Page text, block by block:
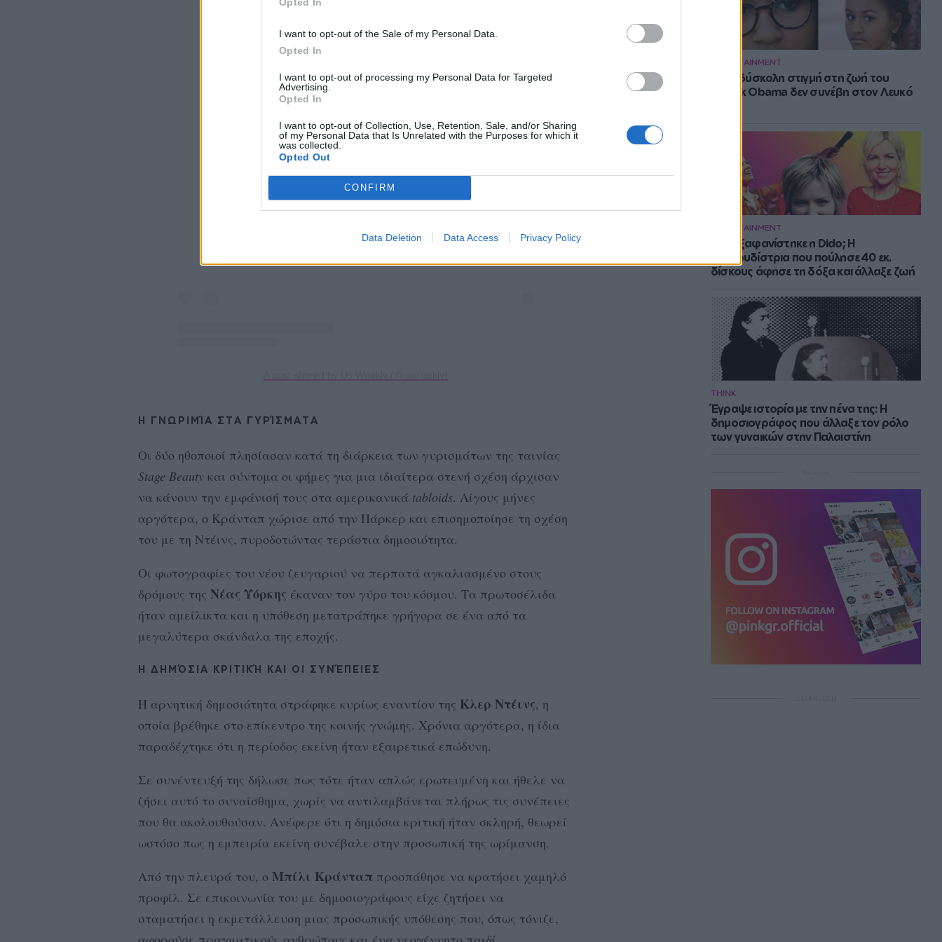
I want to opt-out of the Sale of my Personal Data.
Opted In
I want to opt-out of processing my Personal Data for Targeted
Advertising.
Opted In
I want to opt-out of Collection, Use, Retention, Sale, and/or Sharing
of my Personal Data that Is Unrelated with the Purposes for which it
was collected.
Opted Out
CONFIRM
Data Deletion Data Access Privacy Policy
ENTERTAINMENT
Η πιο δύσκολη στιγμή στη ζωή του
Barack Obama δεν συνέβη στον Λευκό
ENTERTAINMENT
Πού εξαφανίστηκε η Dido; Η
τραγουδίστρια που πούλησε 40 εκ.
δίσκους άφησε τη δόξα και άλλαξε ζωή
THINK
Έγραψε ιστορία με την πένα της: Η
δημοσιογράφος που άλλαξε τον ρόλο
των γυναικών στην Παλαιστίνη
View this post on Instagram
Η ΓΝΩΡΙΜΊΑ ΣΤΑ ΓΥΡΊΣΜΑΤΑ
Οι δύο ηθοποιοί πλησίασαν κατά τη διάρκεια των γυρισμάτων της ταινίας
Stage Beauty και σύντομα οι φήμες για μια ιδιαίτερα στενή σχέση άρχισαν
να κάνουν την εμφάνισή τους στα αμερικανικά tabloids. Λίγους μήνες
αργότερα, ο Κράνταπ χώρισε από την Πάρκερ και επισημοποίησε τη σχέση
του με τη Ντέινς, πυροδοτώντας τεράστια δημοσιότητα.
Οι φωτογραφίες του νέου ζευγαριού να περπατά αγκαλιασμένο στους
δρόμους της Νέας Υόρκης έκαναν τον γύρο του κόσμου. Τα πρωτοσέλιδα
ήταν αμείλικτα και η υπόθεση μετατράπηκε γρήγορα σε ένα από τα
μεγαλύτερα σκάνδαλα της εποχής.
Η ΔΗΜΌΣΙΑ ΚΡΙΤΙΚΉ ΚΑΙ ΟΙ ΣΥΝΈΠΕΙΕΣ
Η αρνητική δημοσιότητα στράφηκε κυρίως εναντίον της Κλερ Ντέινς, η
οποία βρέθηκε στο επίκεντρο της κοινής γνώμης. Χρόνια αργότερα, η ίδια
παραδέχτηκε ότι η περίοδος εκείνη ήταν εξαιρετικά επώδυνη.
Σε συνέντευξή της δήλωσε πως τότε ήταν απλώς ερωτευμένη και ήθελε να
ζήσει αυτό το συναίσθημα, χωρίς να αντιλαμβάνεται πλήρως τις συνέπειες
που θα ακολουθούσαν. Ανέφερε ότι η δημόσια κριτική ήταν σκληρή, θεωρεί
ωστόσο πως η εμπειρία εκείνη συνέβαλε στην προσωπική της ωρίμανση.
Από την πλευρά του, ο Μπίλι Κράνταπ προσπάθησε να κρατήσει χαμηλό
προφίλ. Σε επικοινωνία του με δημοσιογράφους είχε ζητήσει να
σταματήσει η εκμετάλλευση μιας προσωπικής υπόθεσης που, όπως τόνιζε,